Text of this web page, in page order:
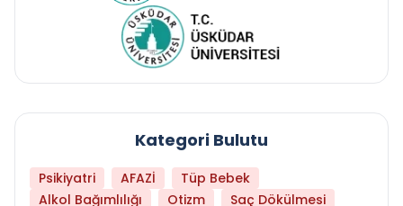
Kategori Bulutu
Psikiyatri AFAZİ
Tüp Bebek
Alkol Bağımlılığı
Otizm
Saç Dökülmesi